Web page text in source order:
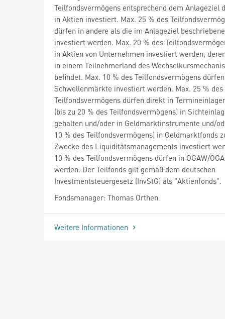
Teilfondsvermögens entsprechend dem Anlageziel
in Aktien investiert. Max. 25 % des
dürfen in andere als die im Anlageziel
investiert werden. Max. 20 % des
in Aktien von Unternehmen investiert werden,
in einem Teilnehmerland des
befindet. Max. 10 % des Teilfondsvermögens
Schwellenmärkte investiert werden. Max. 25 % des
Teilfondsvermögens dürfen direkt in
(bis zu 20 % des Teilfondsvermögens) in
gehalten und/oder in Geldmarktinstrumente und/
10 % des Teilfondsvermögens) in Geldmarktfonds
Zwecke des Liquiditätsmanagements investiert
10 % des Teilfondsvermögens dürfen in OGAW/
werden. Der Teilfonds gilt gemäß dem deutschen
Investmentsteuergesetz (InvStG) als "Aktienfonds".
Fondsmanager: Thomas Orthen
Weitere Informationen